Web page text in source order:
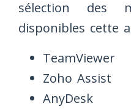
sélection des
disponibles cette
TeamViewer
Zoho Assist
AnyDesk